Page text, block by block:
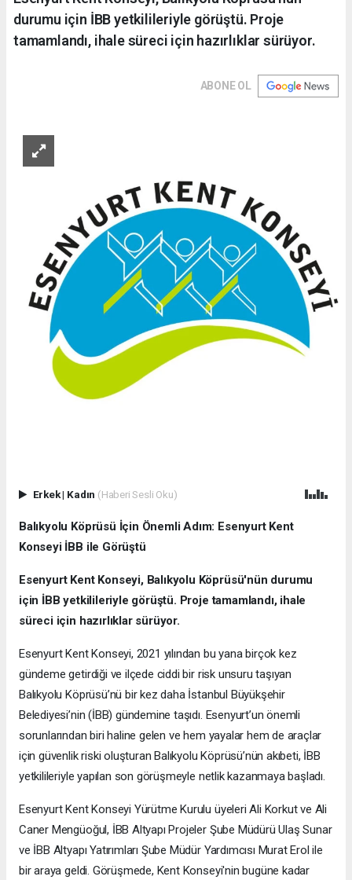
durumu için İBB yetkilileriyle görüştü. Proje
tamamlandı, ihale süreci için hazırlıklar sürüyor.
ABONE OL
Erkek| Kadın (Haberi Sesli Oku)
Balıkyolu Köprüsü İçin Önemli Adım: Esenyurt Kent
Konseyi İBB ile Görüştü
Esenyurt Kent Konseyi, Balıkyolu Köprüsü'nün durumu
için İBB yetkilileriyle görüştü. Proje tamamlandı, ihale
süreci için hazırlıklar sürüyor.
Esenyurt Kent Konseyi, 2021 yılından bu yana birçok kez
gündeme getirdiği ve ilçede ciddi bir risk unsuru taşıyan
Balıkyolu Köprüsü’nü bir kez daha İstanbul Büyükşehir
Belediyesi’nin (İBB) gündemine taşıdı. Esenyurt’un önemli
sorunlarından biri haline gelen ve hem yayalar hem de araçlar
için güvenlik riski oluşturan Balıkyolu Köprüsü’nün akıbeti, İBB
yetkilileriyle yapılan son görüşmeyle netlik kazanmaya başladı.
Esenyurt Kent Konseyi Yürütme Kurulu üyeleri Ali Korkut ve Ali
Caner Mengüoğul, İBB Altyapı Projeler Şube Müdürü Ulaş Sunar
ve İBB Altyapı Yatırımları Şube Müdür Yardımcısı Murat Erol ile
bir araya geldi. Görüşmede, Kent Konseyi'nin bugüne kadar